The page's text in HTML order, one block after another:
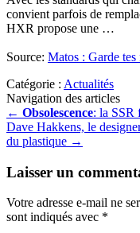
convient parfois de
HXR propose une …
Source: Matos : Garde tes
Catégorie : Actualités
Navigation des articles
← Obsolescence: la SSR
Dave Hakkens, le
du plastique →
Laisser un
Votre adresse e-mail ne
sont indiqués avec *